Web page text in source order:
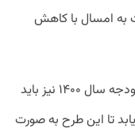
به امسال با کاهش
طبق پیش بینی‌های صورت گرفته در لایحه بودجه سال ۱۴۰۰ نیز باید
تا این طرح به صورت